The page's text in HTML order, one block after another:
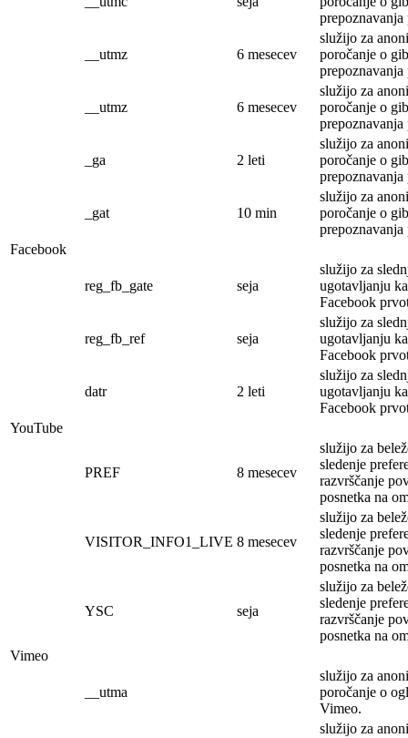
__utmz 6 mesecev
služijo za
poročanje o
__utmz 6 mesecev
služijo za
poročanje o
_ga 2 leti
služijo za
poročanje o
_gat 10 min
služijo za
poročanje o
Facebook
reg_fb_gate seja
služijo za
ugotavljanju
Facebook
reg_fb_ref seja
služijo za
ugotavljanju
Facebook
datr 2 leti
služijo za
ugotavljanju
Facebook
YouTube
PREF 8 mesecev
služijo za
sledenje
razvrščanje
posnetka na
VISITOR_INFO1_LIVE 8 mesecev
služijo za
sledenje
razvrščanje
posnetka na
YSC seja
služijo za
sledenje
razvrščanje
posnetka na
Vimeo
__utma
služijo za
poročanje o
Vimeo.
služijo za